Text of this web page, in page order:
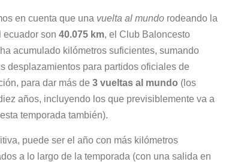
en cuenta que una vuelta al mundorodeando la
ecuador son 40.075 km, el Club Baloncesto
acumulado kilómetros suficientes, sumando
desplazamientos para partidos oficiales de
para dar más de 3 vueltas al mundo (los
años, incluyendo los que previsiblemente va a
temporada también).
puede ser el año con más kilómetros
a lo largo de la temporada (con una salida en